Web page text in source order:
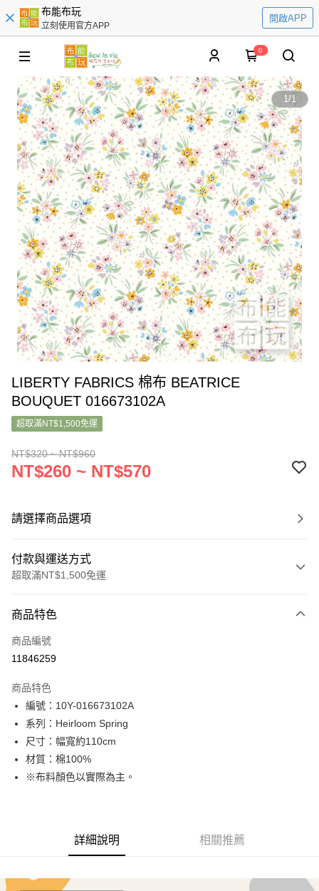
布能布玩
立刻使用官方APP
開啟APP
0
1/1
LIBERTY FABRICS 棉布 BEATRICE
BOUQUET 016673102A
超取滿NT$1,500免運
NT$320 ~ NT$960
NT$260 ~ NT$570
請選擇商品選項
付款與運送方式
超取滿NT$1,500免運
信用卡一次付款
超商取貨付款
Apple Pay
街口支付
Google Pay
AFTEE先享後付
１．簡單：不需註冊會員、不需綁卡、不需儲值。
３．安心：先確認商品／服務後，再付款。
全家取貨付款
商品特色
商品編號
11846259
商品特色
編號：10Y-016673102A
系列：Heirloom Spring
尺寸：幅寬約110cm
材質：棉100%
※布料顏色以實際為主。
詳細說明 相關推薦